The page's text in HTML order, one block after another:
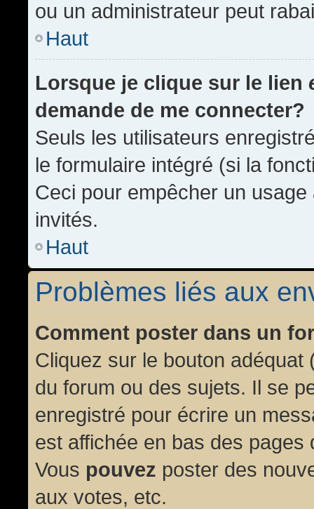
ou un administrateur peut
Haut
Lorsque je clique sur le lien
demande de me connecter?
Seuls les utilisateurs
le formulaire intégré (si la
Ceci pour empêcher un
invités.
Haut
Problèmes liés aux
Comment poster dans un
Cliquez sur le bouton
du forum ou des sujets. Il se
enregistré pour écrire un
est affichée en bas des
Vous pouvez poster des
aux votes, etc.